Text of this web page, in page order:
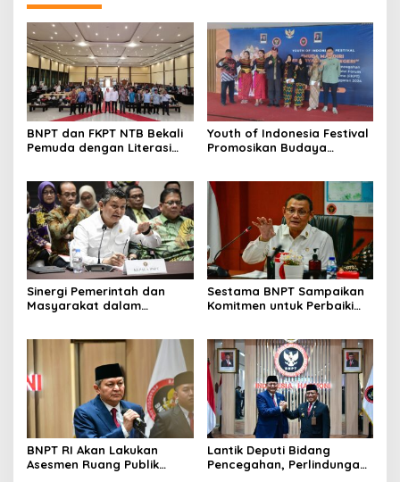
BNPT dan FKPT NTB Bekali
Pemuda dengan Literasi
Youth of Indonesia Festival
Promosikan Budaya
Sinergi Pemerintah dan
Masyarakat dalam
yang Semakin Baik
Sestama BNPT Sampaikan
Komitmen untuk Perbaiki
BNPT RI Akan Lakukan
Asesmen Ruang Publik
Lantik Deputi Bidang
Pencegahan, Perlindungan